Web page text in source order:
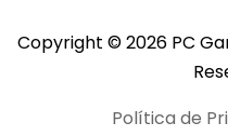
Copyright © 2026 PC
Política de